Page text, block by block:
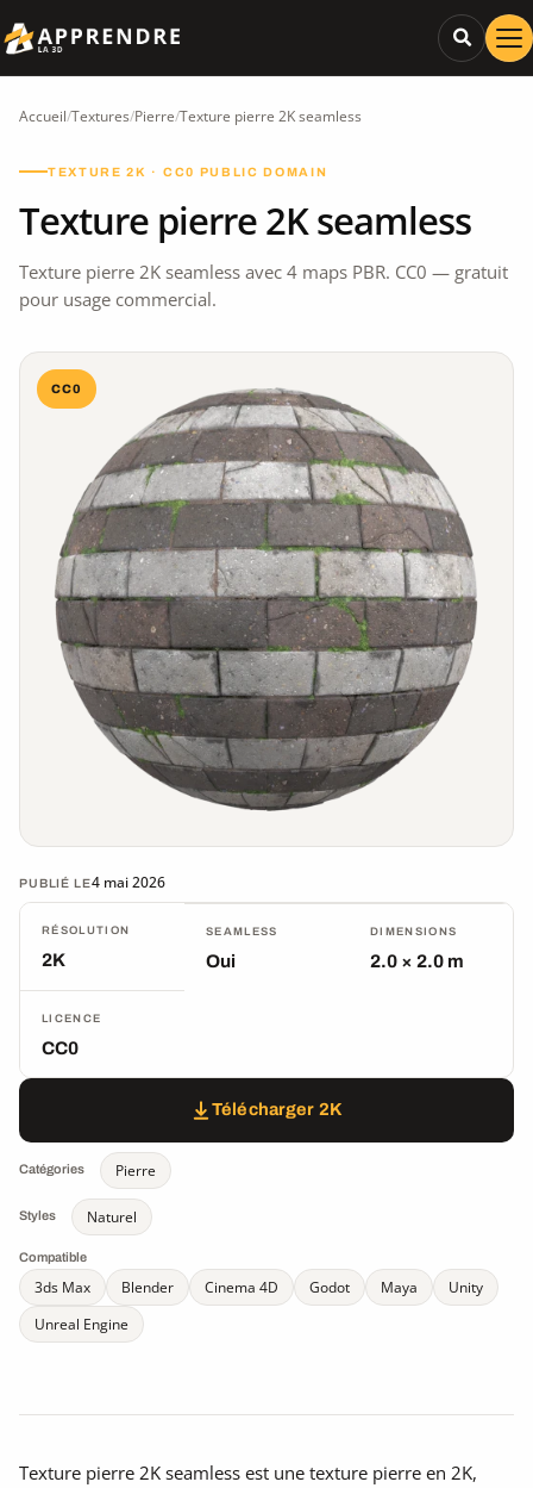
Accueil/Textures/Pierre/Texture pierre 2K seamless
TEXTURE 2K · CC0 PUBLIC DOMAIN
Texture pierre 2K seamless
Texture pierre 2K seamless avec 4 maps PBR. CC0 — gratuit
pour usage commercial.
CC0
PUBLIÉ LE4 mai 2026
RÉSOLUTION
2K
SEAMLESS
Oui
DIMENSIONS
2.0 × 2.0 m
LICENCE
CC0
Télécharger 2K
Catégories Pierre
Styles Naturel
Compatible
3ds Max Blender Cinema 4D Godot Maya
Unity
Unreal Engine
Texture pierre 2K seamless est une texture pierre en 2K,